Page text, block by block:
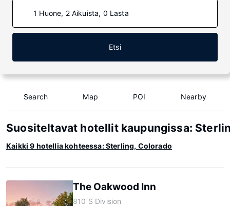
1 Huone, 2 Aikuista, 0 Lasta
Etsi
Search Map POI Nearby
Suositeltavat hotellit kaupungissa:
Kaikki 9 hotellia kohteessa: Sterling, Colorado
The Oakwood Inn
810 S Division